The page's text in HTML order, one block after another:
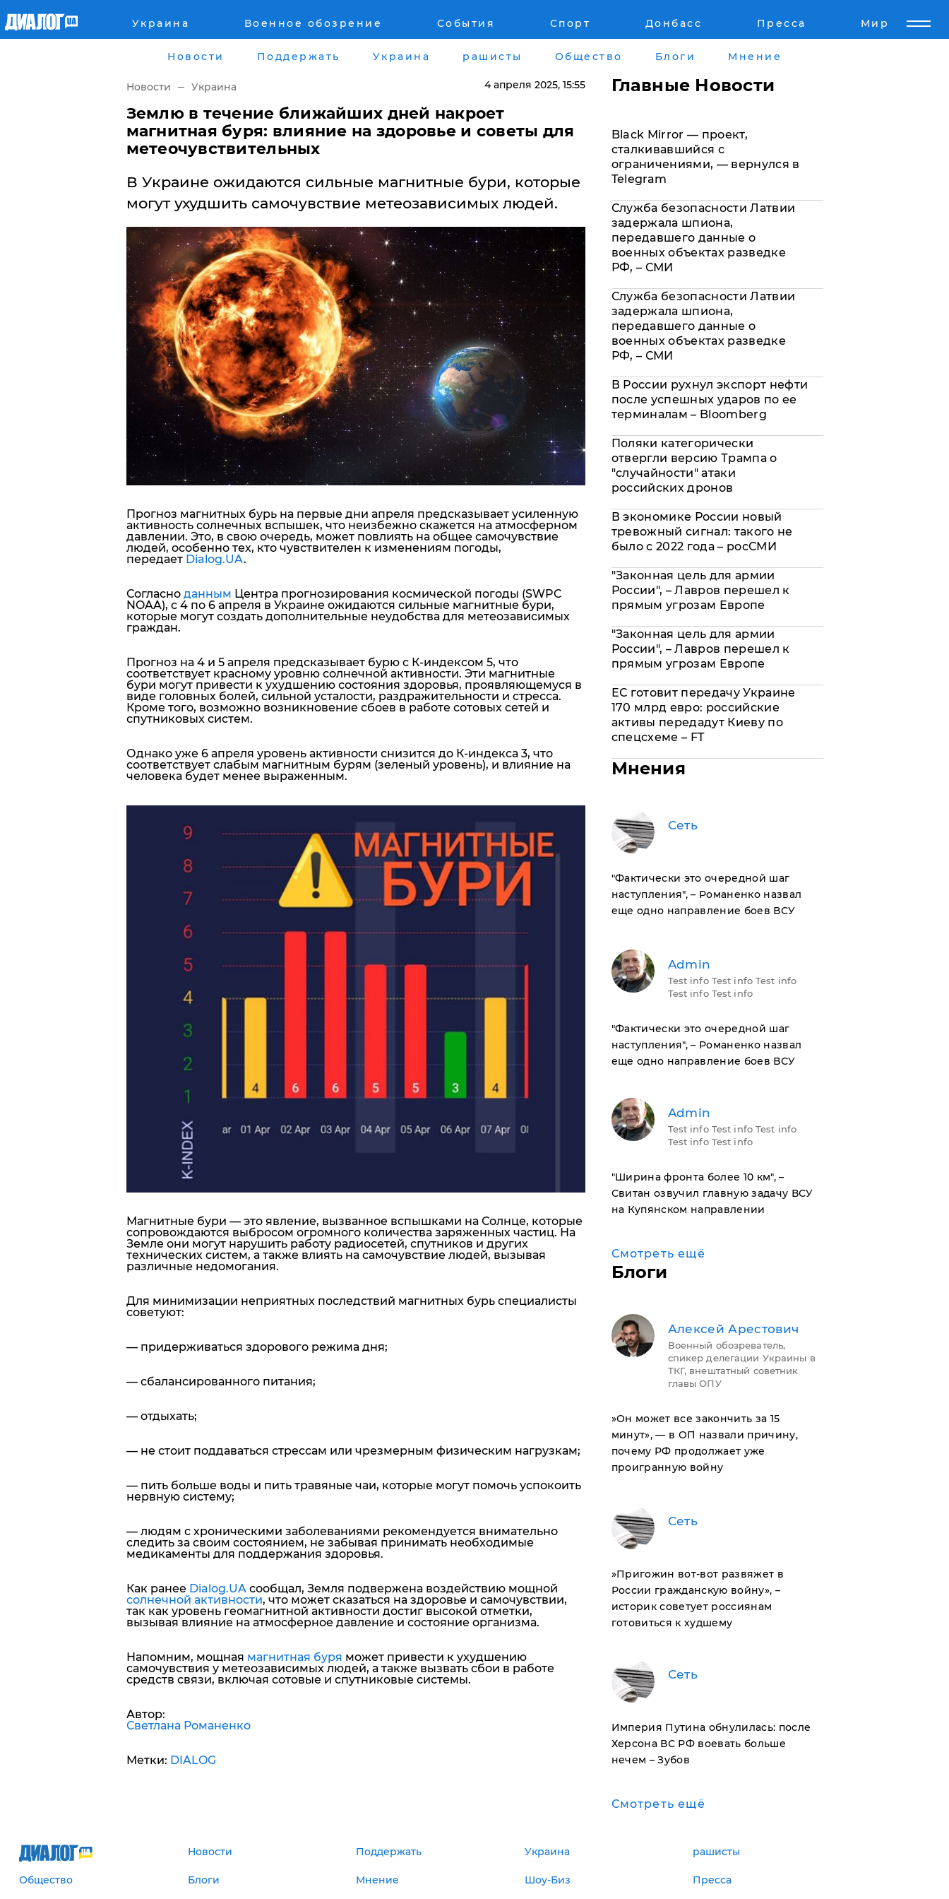
Украина Военное обозрение События Спорт Донбасс Пресса Мир
Военное обозрение
Наука и Техника
Города
Луганск
Киев
Харьков
Днепр
Львов
Одесса
Война на Донбассе и в Крыму
"ЛНР"
Оккупация Крыма
Новости Крыма
Донбасс
Армия Украины
Лайф стайл
Стиль Диалога
Шоу-биз
Культура
Общество
Пресс-релизы
Новости Поддержать Украина рашисты Общество Блоги Мнение
Новости Украина 4 апреля 2025, 15:55
Землю в течение ближайших дней накроет
магнитная буря: влияние на здоровье и советы для
метеочувствительных
В Украине ожидаются сильные магнитные бури, которые
могут ухудшить самочувствие метеозависимых людей.
Прогноз магнитных бурьна первые дни апреля предсказывает усиленную
активность солнечных вспышек, что неизбежно скажется на атмосферном
давлении. Это, в свою очередь, может повлиять на общее самочувствие
людей, особенно тех, кто чувствителен к изменениям погоды,
передает Dialog.UA.
Согласно данным Центра прогнозирования космической погоды (SWPC
NOAA), с 4 по 6 апреля в Украине ожидаются сильные магнитные бури,
которые могут создать дополнительные неудобства для метеозависимых
граждан.
Прогноз на4 и 5 апреля предсказывает бурю с К-индексом 5, что
соответствует красному уровнюсолнечной активности. Эти магнитные
бури могут привести к ухудшению состояния здоровья, проявляющемуся в
виде головных болей, сильной усталости, раздражительности и стресса.
Кроме того, возможно возникновение сбоев в работе сотовых сетей и
спутниковых систем.
Однако уже6 апреля уровень активности снизится доК-индекса 3, что
соответствует слабым магнитным бурям (зеленый уровень), и влияние на
человека будет менее выраженным.
Магнитные бури — это явление, вызванное вспышками на Солнце, которые
сопровождаются выбросом огромного количества заряженных частиц. На
Земле они могут нарушить работу радиосетей, спутников и других
технических систем, а также влиять на самочувствие людей, вызывая
различные недомогания.
Для минимизации неприятных последствий магнитных бурь специалисты
советуют:
— придерживаться здорового режима дня;
— сбалансированного питания;
— отдыхать;
— не стоит поддаваться стрессам или чрезмерным физическим нагрузкам;
— пить больше воды и пить травяные чаи, которые могут помочь успокоить
нервную систему;
— людям с хроническими заболеваниями рекомендуется внимательно
следить за своим состоянием, не забывая принимать необходимые
медикаменты для поддержания здоровья.
Как ранее Dialog.UAсообщал, Земля подвержена воздействию мощной
солнечной активности, что может сказаться на здоровье и самочувствии,
так как уровень геомагнитной активности достиг высокой отметки,
вызывая влияние на атмосферное давление и состояние организма.
Напомним, мощная магнитная буря может привести к ухудшению
самочувствия у метеозависимых людей, а также вызвать сбои в работе
средств связи, включая сотовые и спутниковые системы.
Автор:
Светлана Романенко
Метки: DIALOG
Главные Новости
Black Mirror — проект,
сталкивавшийся с
ограничениями, — вернулся в
Telegram
Служба безопасности Латвии
задержала шпиона,
передавшего данные о
военных объектах разведке
РФ, – СМИ
Служба безопасности Латвии
задержала шпиона,
передавшего данные о
военных объектах разведке
РФ, – СМИ
В России рухнул экспорт нефти
после успешных ударов по ее
терминалам – Bloomberg
Поляки категорически
отвергли версию Трампа о
"случайности" атаки
российских дронов
В экономике России новый
тревожный сигнал: такого не
было с 2022 года – росСМИ
"Законная цель для армии
России", – Лавров перешел к
прямым угрозам Европе
"Законная цель для армии
России", – Лавров перешел к
прямым угрозам Европе
ЕС готовит передачу Украине
170 млрд евро: российские
активы передадут Киеву по
спецсхеме – FT
Мнения
Сеть
​"Фактически это очередной шаг
наступления", – Романенко назвал
еще одно направление боев ВСУ
Admin
Test info Test info Test info
Test info Test info
​"Фактически это очередной шаг
наступления", – Романенко назвал
еще одно направление боев ВСУ
Admin
Test info Test info Test info
Test info Test info
​"Ширина фронта более 10 км", –
Свитан озвучил главную задачу ВСУ
на Купянском направлении
Смотреть ещё
Блоги
Алексей Арестович
Военный обозреватель,
спикер делегации Украины в
ТКГ, внештатный советник
главы ОПУ
​»Он может все закончить за 15
минут», — в ОП назвали причину,
почему РФ продолжает уже
проигранную войну
Сеть
​»Пригожин вот-вот развяжет в
России гражданскую войну», –
историк советует россиянам
готовиться к худшему
Сеть
Империя Путина обнулилась: после
Херсона ВС РФ воевать больше
нечем – Зубов
Смотреть ещё
Новости Поддержать Украина рашисты
Общество Блоги Мнение Шоу-Биз Пресса